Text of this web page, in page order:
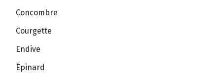
Concombre
Courgette
Endive
Épinard